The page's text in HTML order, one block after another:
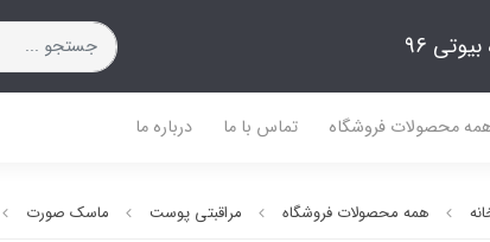
96
محصولات فروشگاه تماس با ما درباره ما
همه محصولات فروشگاه مراقبتی پوست ماسک صورت